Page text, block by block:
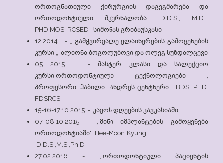
ორთოგნათიული ქირურგიის დაგეგმარება და
ორთოდონტიული მკურნალობა. D.D.S., M.D.,
PHD,MOS RCSED სიმონას გრიბაუსკასი
12.2014 - „ გამჭვირვალე ელაინერების გამოყენების
კურსი „-ალიონა ბოგოლუბოვი და ოლეგ სუზდალცევი
05 2015 - მასტერ კლასი და სალექციო
კურსი:ორთოდონტიული ტექნოლოგიები ,
პროფესორი: ჰაბილი ანდრეს ცენტნერი . BDS. PHD.
FDSRCS
15-16-17.10.2015 -„კავოს დღეების კავკასიაში“
07-08.10.2015 - ,,მინი იმპლანტების გამოყენება
ორთოდონტიაში'' Hee-Moon Kyung,
D.D.S.,M.S.,Ph.D
27.02.2016 - ,,ორთოდონტიული პაციენტის